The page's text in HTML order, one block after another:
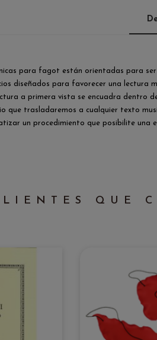
para fagot están orientadas para
diseñados para favorecer una
a primera vista se encuadra dentro
que trasladaremos a cualquier texto
un procedimiento que posibilite una
QUE